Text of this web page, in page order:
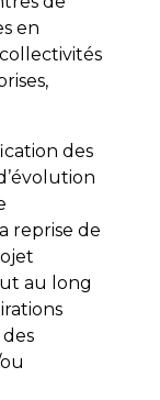
en
des
reprise de
au long
des